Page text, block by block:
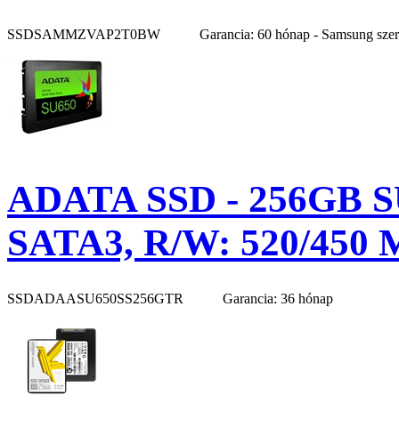
SSDSAMMZVAP2T0BW Garancia: 60 hónap - Samsung
ADATA SSD - 256GB
SATA3, R/W: 520/450
SSDADAASU650SS256GTR Garancia: 36 hónap